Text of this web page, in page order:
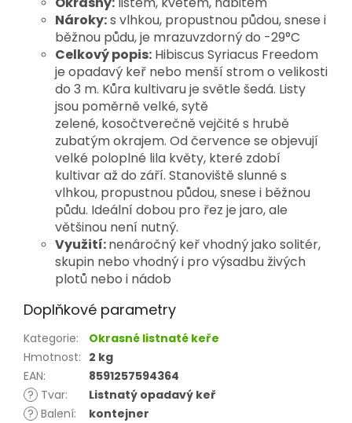
Nároky:s vlhkou, propustnou půdou, snese i
běžnou půdu, je mrazuvzdorný do -29°C
Celkový popis: Hibiscus Syriacus Freedom
je opadavý keř nebo menší strom o velikosti
do 3 m. Kůra kultivaru je světle šedá. Listy
jsou poměrně velké, sytě
zelené, kosočtverečně vejčité s hrubě
zubatým okrajem. Od července se objevují
velké poloplné lila květy, které zdobí
kultivar až do září. Stanoviště slunné s
vlhkou, propustnou půdou, snese i běžnou
půdu. Ideální dobou pro řez je jaro, ale
většinou není nutný.
Využití:nenáročný keř vhodný jako solitér,
skupin nebo vhodný i pro výsadbu živých
plotů nebo i nádob
Doplňkové parametry
Kategorie:
Okrasné listnaté keře
Hmotnost: 2 kg
EAN:
8591257594364
? Tvar:
Listnatý opadavý keř
? Balení:
kontejner